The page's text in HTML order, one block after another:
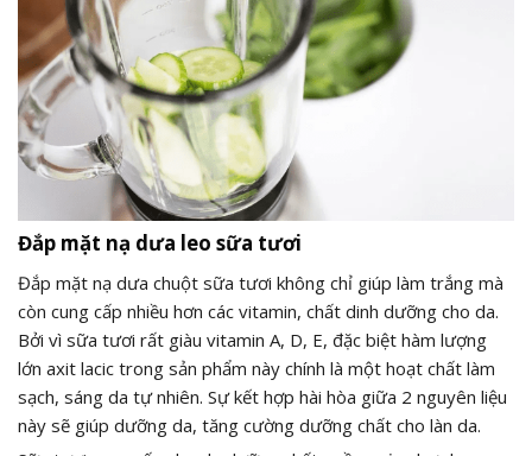
Đắp mặt nạ dưa leo sữa tươi
Đắp mặt nạ dưa chuột sữa tươi không chỉ giúp làm trắng mà
còn cung cấp nhiều hơn các vitamin, chất dinh dưỡng cho da.
Bởi vì sữa tươi rất giàu vitamin A, D, E, đặc biệt hàm lượng
lớn axit lacic trong sản phẩm này chính là một hoạt chất làm
sạch, sáng da tự nhiên. Sự kết hợp hài hòa giữa 2 nguyên liệu
này sẽ giúp dưỡng da, tăng cường dưỡng chất cho làn da.